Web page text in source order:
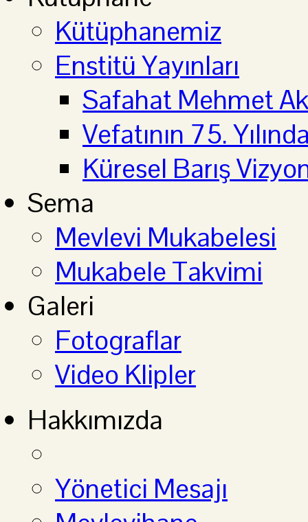
Kütüphanemiz
Enstitü Yayınları
Safahat Mehmet
Vefatının 75.
Küresel Barış
Sema
Mevlevi Mukabelesi
Mukabele Takvimi
Galeri
Fotograflar
Video Klipler
Hakkımızda
Yönetici Mesajı